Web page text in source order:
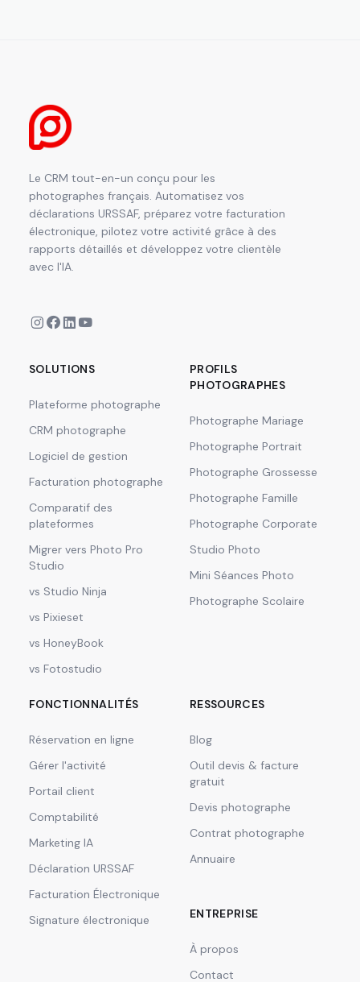
Le CRM tout-en-un conçu pour les
photographes français. Automatisez vos
déclarations URSSAF, préparez votre facturation
électronique, pilotez votre activité grâce à des
rapports détaillés et développez votre clientèle
avec l'IA.
SOLUTIONS
Plateforme photographe
CRM photographe
Logiciel de gestion
Facturation photographe
Comparatif des
plateformes
Migrer vers Photo Pro
Studio
vs Studio Ninja
vs Pixieset
vs HoneyBook
vs Fotostudio
PROFILS
PHOTOGRAPHES
Photographe Mariage
Photographe Portrait
Photographe Grossesse
Photographe Famille
Photographe Corporate
Studio Photo
Mini Séances Photo
Photographe Scolaire
FONCTIONNALITÉS
Réservation en ligne
Gérer l'activité
Portail client
Comptabilité
Marketing IA
Déclaration URSSAF
Facturation Électronique
Signature électronique
RESSOURCES
Blog
Outil devis & facture
gratuit
Devis photographe
Contrat photographe
Annuaire
ENTREPRISE
À propos
Contact